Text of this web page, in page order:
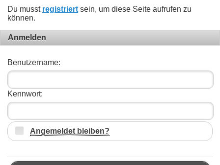
Du musst registriert sein, um diese Seite aufrufen zu
können.
Anmelden
Benutzername:
Kennwort:
Angemeldet bleiben?